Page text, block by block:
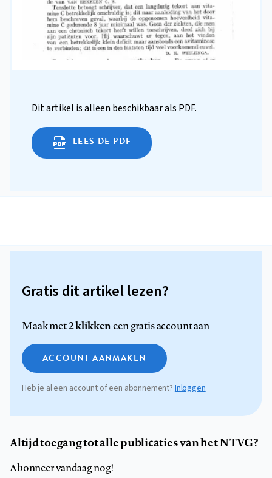
Dit artikel is alleen beschikbaar als PDF.
LEES DE PDF
Gratis dit artikel lezen?
Maak met2 klikkeneen gratis account aan
ACCOUNT AANMAKEN
Heb je al een account of een abonnement? Inloggen
Altijd toegang tot alle publicaties van het NTVG?
Abonneer vandaag nog!